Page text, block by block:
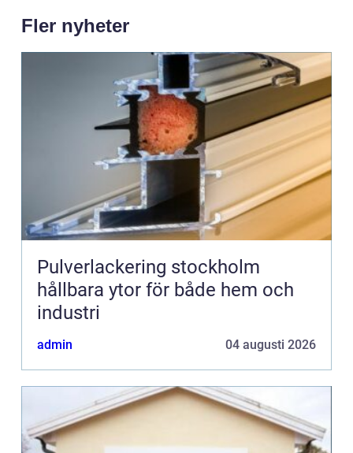
Fler nyheter
Pulverlackering stockholm
hållbara ytor för både hem och
industri
admin 04 augusti 2026